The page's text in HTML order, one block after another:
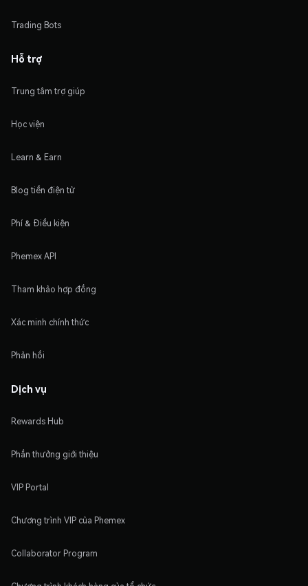
Trading Bots
Hỗ trợ
Trung tâm trợ giúp
Học viện
Learn & Earn
Blog tiền điện tử
Phí & Điều kiện
Phemex API
Tham khảo hợp đồng
Xác minh chính thức
Phản hồi
Dịch vụ
Rewards Hub
Phần thưởng giới thiệu
VIP Portal
Chương trình VIP của Phemex
Collaborator Program